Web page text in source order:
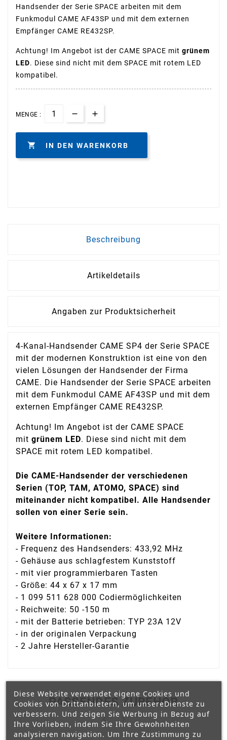
Handsender der Serie SPACE arbeiten mit dem
Funkmodul CAME AF43SP und mit dem externen
Empfänger CAME RE432SP.
Achtung! Im Angebot ist der CAME SPACE mit grünem
LED. Diese sind nicht mit dem SPACE mit rotem LED
kompatibel.
MENGE :
 IN DEN WARENKORB
Beschreibung
Artikeldetails
Angaben zur Produktsicherheit
4-Kanal-Handsender CAME SP4 der Serie SPACE
mit der modernen Konstruktion ist eine von den
vielen Lösungen der Handsender der Firma
CAME. Die Handsender der Serie SPACE arbeiten
mit dem Funkmodul CAME AF43SP und mit dem
externen Empfänger CAME RE432SP.
Achtung! Im Angebot ist der CAME SPACE
mit grünem LED. Diese sind nicht mit dem
SPACE mit rotem LED kompatibel.
Die CAME-Handsender der verschiedenen
Serien (TOP, TAM, ATOMO, SPACE) sind
miteinander nicht kompatibel. Alle Handsender
sollen von einer Serie sein.
Weitere Informationen:
- Frequenz des Handsenders: 433,92 MHz
- Gehäuse aus schlagfestem Kunststoff
- mit vier programmierbaren Tasten
- Größe: 44 x 67 x 17 mm
- 1 099 511 628 000 Codiermöglichkeiten
- Reichweite: 50 -150 m
- mit der Batterie betrieben: TYP 23A 12V
- in der originalen Verpackung
- 2 Jahre Hersteller-Garantie
PASSENDES ZUBEHÖR
 
Diese Website verwendet eigene Cookies und
Cookies von Drittanbietern, um unsereDienste zu
verbessern. Und zeigen Sie Werbung in Bezug auf
Ihre Vorlieben, indem Sie Ihre Gewohnheiten
analysieren navigation. Um Ihre Zustimmung zu